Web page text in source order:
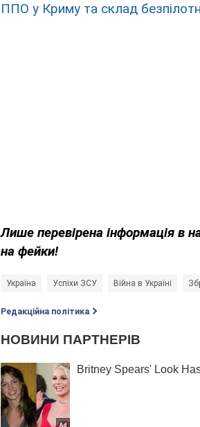
ППО у Криму та склад
Лише перевірена інформація в
на фейки!
Україна Успіхи ЗСУ Війна в Україні
Редакційна політика